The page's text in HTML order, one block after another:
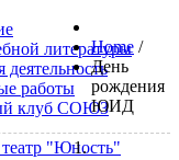
литературы
деятельность
работы
клуб СОЮЗ
"Юность"
Home /
День
рождения
ЮИД